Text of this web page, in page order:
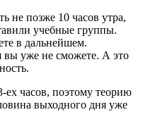
не позже 10 часов утра,
учебные группы.
в дальнейшем.
вы уже не сможете. А это
ех часов, поэтому теорию
выходного дня уже